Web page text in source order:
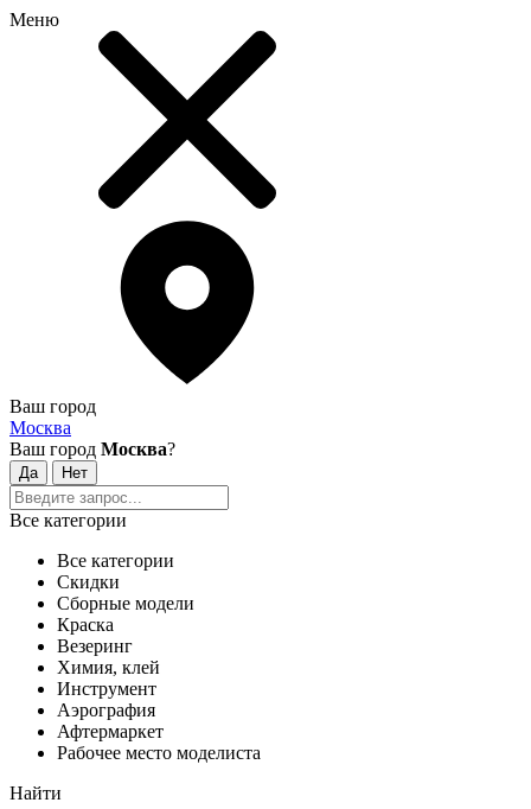
Меню
Ваш город
Москва
Ваш город Москва?
Все категории
Все категории
Скидки
Сборные модели
Краска
Везеринг
Химия, клей
Инструмент
Аэрография
Афтермаркет
Рабочее место моделиста
Найти